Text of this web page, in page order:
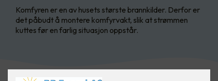
Komfyren er en av husets største brannkilder. Derfor er
det påbudt å montere komfyrvakt, slik at strømmen
kuttes før en farlig situasjon oppstår.